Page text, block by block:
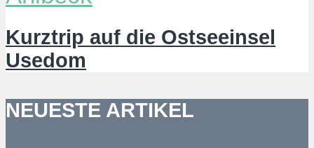
Kurztrip auf die Ostseeinsel
Usedom
NEUESTE ARTIKEL